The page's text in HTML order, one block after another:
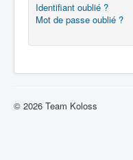
Identifiant oublié ?
Mot de passe oublié ?
© 2026 Team Koloss